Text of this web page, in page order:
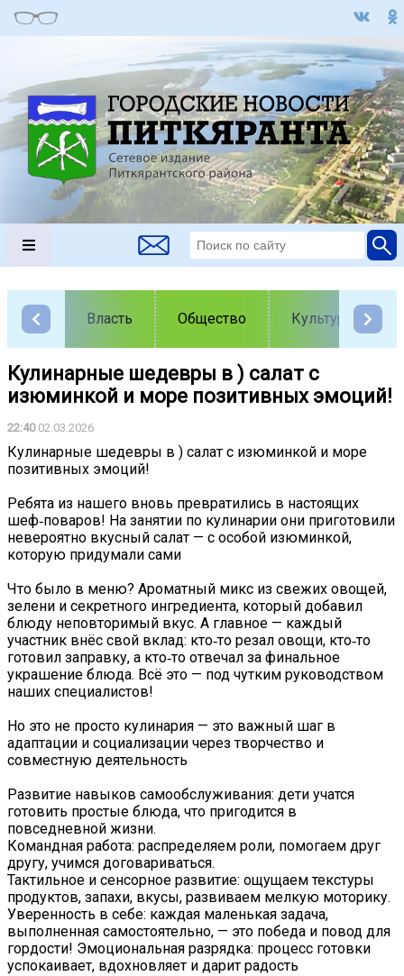
Власть Общество Культура
Кулинарные шедевры в ) салат с
изюминкой и море позитивных эмоций!
22:4002.03.2026
Кулинарные шедевры в ) салат с изюминкой и море
позитивных эмоций!
Ребята из нашего вновь превратились в настоящих
шеф‑поваров! На занятии по кулинарии они приготовили
невероятно вкусный салат — с особой изюминкой,
которую придумали сами
️Что было в меню? Ароматный микс из свежих овощей,
зелени и секретного ингредиента, который добавил
блюду неповторимый вкус. А главное — каждый
участник внёс свой вклад: кто‑то резал овощи, кто‑то
готовил заправку, а кто‑то отвечал за финальное
украшение блюда. Всё это — под чутким руководством
наших специалистов!️
️Но это не просто кулинария — это важный шаг в
адаптации и социализации через творчество и
совместную деятельность️
Развитие навыков самообслуживания: дети учатся
готовить простые блюда, что пригодится в
повседневной жизни.
Командная работа: распределяем роли, помогаем друг
другу, учимся договариваться.
Тактильное и сенсорное развитие: ощущаем текстуры
продуктов, запахи, вкусы, развиваем мелкую моторику.
Уверенность в себе: каждая маленькая задача,
выполненная самостоятельно, — это победа и повод для
гордости! Эмоциональная разрядка: процесс готовки
успокаивает, вдохновляет и дарит радость